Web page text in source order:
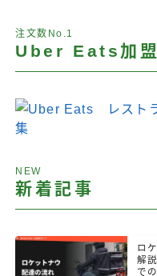
注文数No.1
Uber Eats加
NEW
新着記事
ロ
解
で